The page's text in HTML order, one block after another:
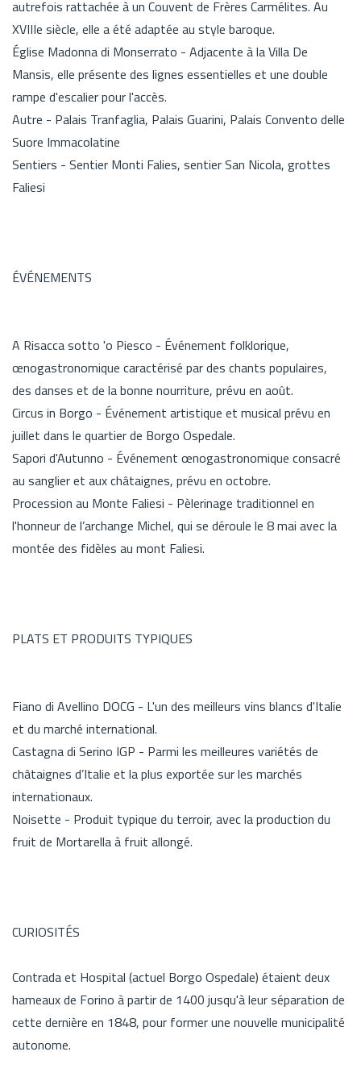
autrefois rattachée à un Couvent de Frères Carmélites. Au
XVIIIe siècle, elle a été adaptée au style baroque.
Église Madonna di Monserrato - Adjacente à la Villa De
Mansis, elle présente des lignes essentielles et une double
rampe d'escalier pour l'accès.
Autre - Palais Tranfaglia, Palais Guarini, Palais Convento delle
Suore Immacolatine
Sentiers - Sentier Monti Falies, sentier San Nicola, grottes
Faliesi
ÉVÉNEMENTS
A Risacca sotto 'o Piesco - Événement folklorique,
œnogastronomique caractérisé par des chants populaires,
des danses et de la bonne nourriture, prévu en août.
Circus in Borgo - Événement artistique et musical prévu en
juillet dans le quartier de Borgo Ospedale.
Sapori d'Autunno - Événement œnogastronomique consacré
au sanglier et aux châtaignes, prévu en octobre.
Procession au Monte Faliesi - Pèlerinage traditionnel en
l'honneur de l’archange Michel, qui se déroule le 8 mai avec la
montée des fidèles au mont Faliesi.
PLATS ET PRODUITS TYPIQUES
Fiano di Avellino DOCG - L'un des meilleurs vins blancs d'Italie
et du marché international.
Castagna di Serino IGP - Parmi les meilleures variétés de
châtaignes d’Italie et la plus exportée sur les marchés
internationaux.
Noisette - Produit typique du terroir, avec la production du
fruit de Mortarella à fruit allongé.
CURIOSITÉS
Contrada et Hospital (actuel Borgo Ospedale) étaient deux
hameaux de Forino à partir de 1400 jusqu'à leur séparation de
cette dernière en 1848, pour former une nouvelle municipalité
autonome.